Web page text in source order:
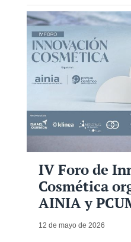
IV Foro de
Cosmética
AINIA y
12 de mayo de 2026